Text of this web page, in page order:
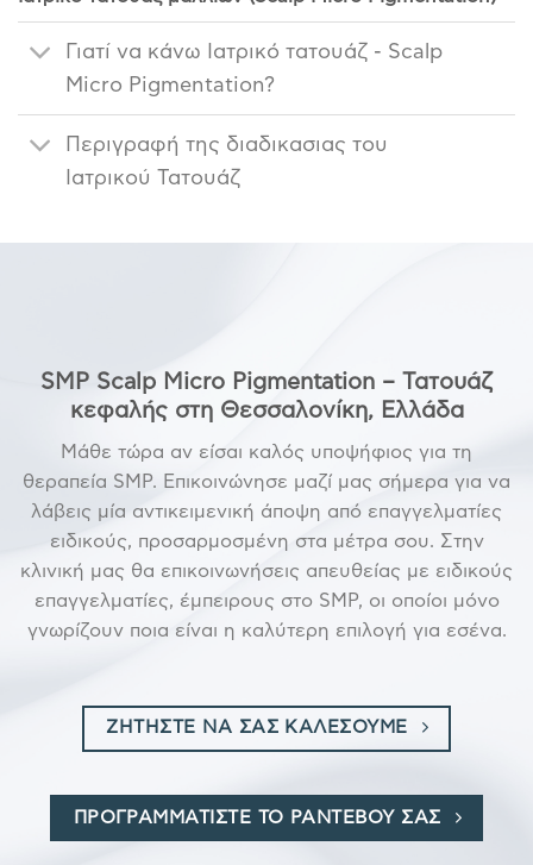
Γιατί να κάνω Ιατρικό τατουάζ - Scalp
Micro Pigmentation?
Περιγραφή της διαδικασιας του
Ιατρικού Τατουάζ
SMP Scalp Micro Pigmentation – Τατουάζ
κεφαλής στη Θεσσαλονίκη, Ελλάδα
Μάθε τώρα αν είσαι καλός υποψήφιος για τη
θεραπεία SMP. Επικοινώνησε μαζί μας σήμερα για να
λάβεις μία αντικειμενική άποψη από επαγγελματίες
ειδικούς, προσαρμοσμένη στα μέτρα σου. Στην
κλινική μας θα επικοινωνήσεις απευθείας με ειδικούς
επαγγελματίες, έμπειρους στο SMP, οι οποίοι μόνο
γνωρίζουν ποια είναι η καλύτερη επιλογή για εσένα.
ΖΗΤΗΣΤΕ ΝΑ ΣΑΣ ΚΑΛΕΣΟΥΜΕ
ΠΡΟΓΡΑΜΜΑΤΙΣΤΕ ΤΟ ΡΑΝΤΕΒΟΥ ΣΑΣ